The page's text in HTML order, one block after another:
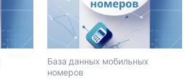
База данных мобильных
номеров